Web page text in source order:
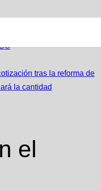
tras la reforma de
la cantidad
el